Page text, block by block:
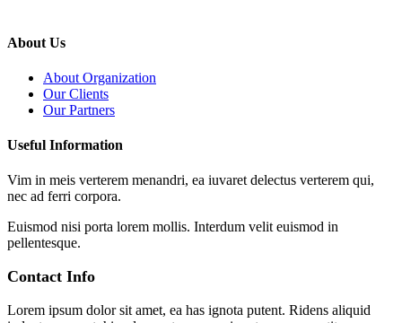
About Us
About Organization
Our Clients
Our Partners
Useful Information
Vim in meis verterem menandri, ea iuvaret delectus verterem qui,
nec ad ferri corpora.
Euismod nisi porta lorem mollis. Interdum velit euismod in
pellentesque.
Contact Info
Lorem ipsum dolor sit amet, ea has ignota putent. Ridens aliquid